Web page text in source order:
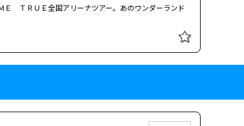
ＴＲＵＥ全国アリーナツアー。あのワンダーランド